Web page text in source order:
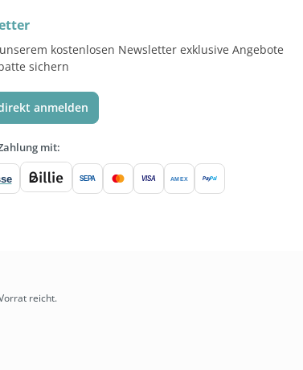
kostenlosen Newsletter exklusive Angebote
sichern
anmelden
mit:
SEPA VISA AMEX PayPal
reicht.